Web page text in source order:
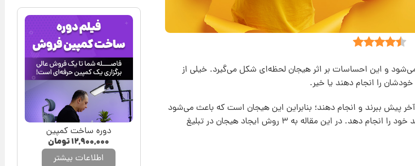
و این احساسات بر اثر هیجان لحظه‌ای شکل می‌گیرد. خیلی از
را انجام دهند یا خیر.
پیش ببرند و انجام دهند؛ بنابراین این هیجان است که باعث می‌شود
شخص با وجود تردیدش یک لحظه مصمم شود و خرید خود را انجام دهد. در این مقاله به 3 روش ایجاد هیجان در تبلیغ
دوره ساخت کمپین
۱۲,۹۰۰,۰۰۰تومان
اطلاعات بیشتر